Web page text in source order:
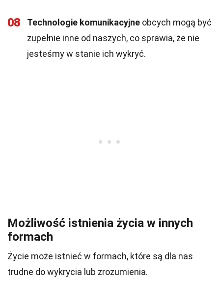
08 Technologie komunikacyjne obcych mogą być
zupełnie inne od naszych, co sprawia, że nie
jesteśmy w stanie ich wykryć.
Możliwość istnienia życia w innych
formach
Życie może istnieć w formach, które są dla nas
trudne do wykrycia lub zrozumienia.